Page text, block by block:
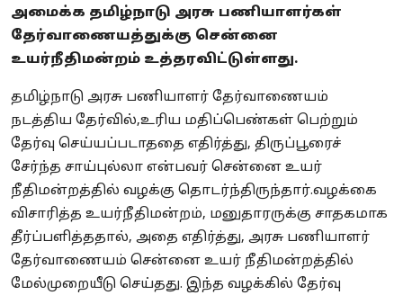
அமைக்க தமிழ்நாடு அரசு பணியாளர்கள்
தேர்வாணையத்துக்கு சென்னை
உயர்நீதிமன்றம் உத்தரவிட்டுள்ளது.
தமிழ்நாடு அரசு பணியாளர் தேர்வாணையம்
நடத்திய தேர்வில்,உரிய மதிப்பெண்கள் பெற்றும்
தேர்வு செய்யப்படாததை எதிர்த்து, திருப்பூரைச்
சேர்ந்த சாய்புல்லா என்பவர் சென்னை உயர்
நீதிமன்றத்தில் வழக்கு தொடர்ந்திருந்தார்.வழக்கை
விசாரித்த உயர்நீதிமன்றம், மனுதாரருக்கு சாதகமாக
தீர்ப்பளித்ததால், அதை எதிர்த்து, அரசு பணியாளர்
தேர்வாணையம் சென்னை உயர் நீதிமன்றத்தில்
மேல்முறையீடு செய்தது. இந்த வழக்கில் தேர்வு